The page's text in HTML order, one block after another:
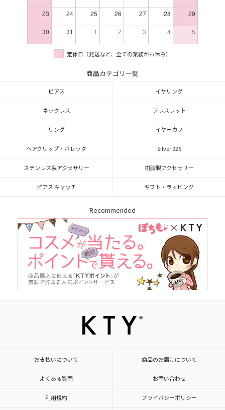
23 24 25 26 27 28 29
30 31 1 2 3 4 5
定休日（発送など、全ての業務がお休み）
商品カテゴリ一覧
ピアス イヤリング
ネックレス ブレスレット
リング イヤーカフ
ヘアクリップ・バレッタ Silver 925
ステンレス製アクセサリー 樹脂製アクセサリー
ピアス キャッチ ギフト・ラッピング
Recommended
お支払いについて 商品のお届けについて
よくある質問 お問い合わせ
利用規約 プライバシーポリシー